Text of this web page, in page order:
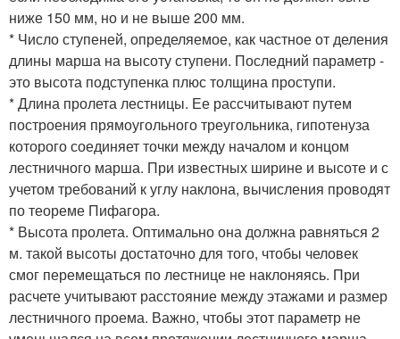
ниже 150 мм, но и не выше 200 мм.
* Число ступеней, определяемое, как частное от деления
длины марша на высоту ступени. Последний параметр -
это высота подступенка плюс толщина проступи.
* Длина пролета лестницы. Ее рассчитывают путем
построения прямоугольного треугольника, гипотенуза
которого соединяет точки между началом и концом
лестничного марша. При известных ширине и высоте и с
учетом требований к углу наклона, вычисления проводят
по теореме Пифагора.
* Высота пролета. Оптимально она должна равняться 2
м. такой высоты достаточно для того, чтобы человек
смог перемещаться по лестнице не наклоняясь. При
расчете учитывают расстояние между этажами и размер
лестничного проема. Важно, чтобы этот параметр не